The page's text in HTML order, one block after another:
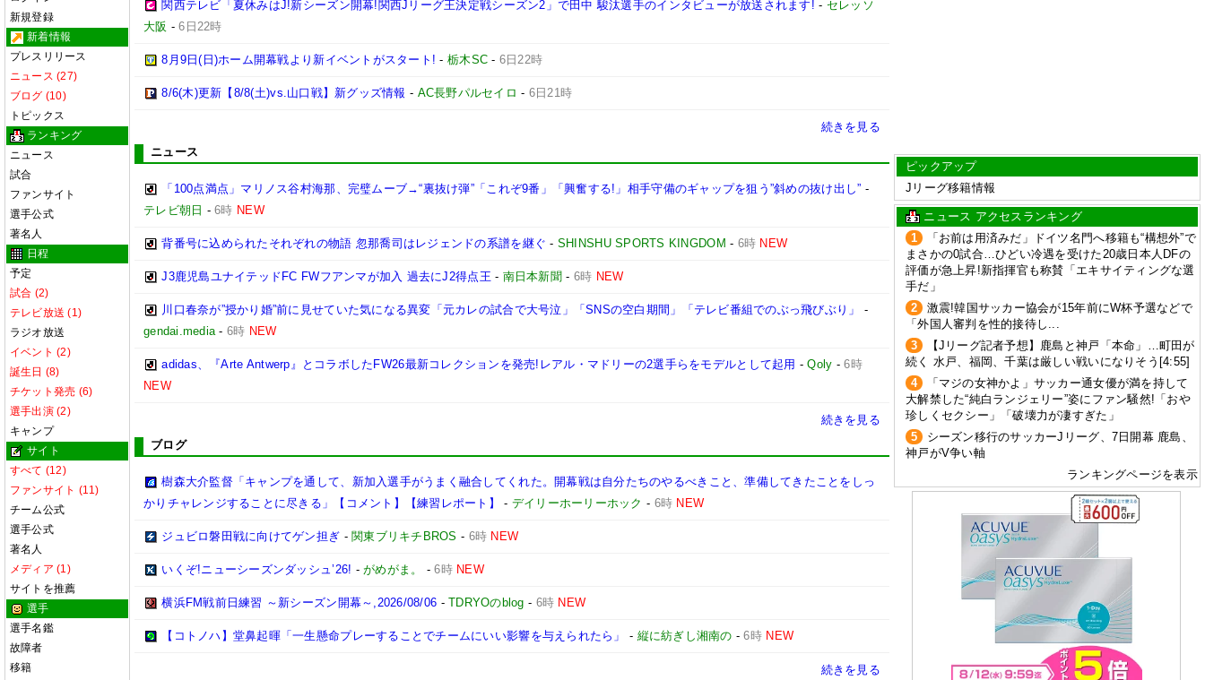
新規登録
新着情報
プレスリリース
ニュース (27)
ブログ (10)
トピックス
ランキング
ニュース
試合
ファンサイト
選手公式
著名人
日程
予定
試合 (2)
テレビ放送 (1)
ラジオ放送
イベント (2)
誕生日 (8)
チケット発売 (6)
選手出演 (2)
キャンプ
サイト
すべて (12)
ファンサイト (11)
チーム公式
選手公式
著名人
メディア (1)
サイトを推薦
選手
選手名鑑
故障者
移籍
関西テレビ「夏休みはJ!新シーズン開幕!関西Jリーグ王決定戦シーズン2」で田中 駿汰選手のインタビューが放送されます! - セレッソ
大阪 -6日22時
8月9日(日)ホーム開幕戦より新イベントがスタート! -栃木SC - 6日22時
8/6(木)更新【8/8(土)vs.山口戦】新グッズ情報 - AC長野パルセイロ - 6日21時
続きを見る
ニュース
「100点満点」マリノス谷村海那、完璧ムーブ→“裏抜け弾”「これぞ9番」「興奮する!」相手守備のギャップを狙う”斜めの抜け出し” -
テレビ朝日 -6時 NEW
背番号に込められたそれぞれの物語 忽那喬司はレジェンドの系譜を継ぐ - SHINSHU SPORTS KINGDOM - 6時 NEW
J3鹿児島ユナイテッドFC FWフアンマが加入 過去にJ2得点王 - 南日本新聞 - 6時 NEW
川口春奈が”授かり婚”前に見せていた気になる異変「元カレの試合で大号泣」「SNSの空白期間」「テレビ番組でのぶっ飛びぶり」
-
gendai.media-6時 NEW
adidas、『Arte Antwerp』とコラボしたFW26最新コレクションを発売!レアル・マドリーの2選手らをモデルとして起用 -Qoly -6時
NEW
続きを見る
ブログ
樹森大介監督「キャンプを通して、新加入選手がうまく融合してくれた。開幕戦は自分たちのやるべきこと、準備してきたことをしっ
かりチャレンジすることに尽きる」【コメント】【練習レポート】
- デイリーホーリーホック - 6時 NEW
ジュビロ磐田戦に向けてゲン担ぎ - 関東ブリキチBROS - 6時 NEW
いくぞ!ニューシーズンダッシュ’26! -がめがま。 -6時 NEW
横浜FM戦前日練習 ～新シーズン開幕～,2026/08/06 -TDRYOのblog - 6時 NEW
【コトノハ】堂鼻起暉「一生懸命プレーすることでチームにいい影響を与えられたら」 - 縦に紡ぎし湘南の -6時 NEW
続きを見る
ピックアップ
Jリーグ移籍情報
ニュース アクセスランキング
1
「お前は用済みだ」ドイツ名門へ移籍も“構想外”で
まさかの0試合…ひどい冷遇を受けた20歳日本人DFの
評価が急上昇!新指揮官も称賛「エキサイティングな選
手だ」
2
激震!韓国サッカー協会が15年前にW杯予選などで
「外国人審判を性的接待し...
3
【Jリーグ記者予想】鹿島と神戸「本命」…町田が
続く 水戸、福岡、千葉は厳しい戦いになりそう[4:55]
4
「マジの女神かよ」サッカー通女優が満を持して
大解禁した“純白ランジェリー”姿にファン騒然!「おや
珍しくセクシー」「破壊力が凄すぎた」
5
シーズン移行のサッカーJリーグ、7日開幕 鹿島、
神戸がV争い軸
ランキングページを表示